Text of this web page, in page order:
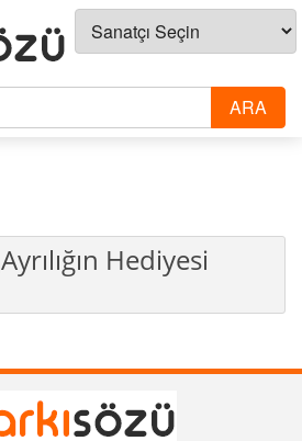
Ayrılığın Hediyesi